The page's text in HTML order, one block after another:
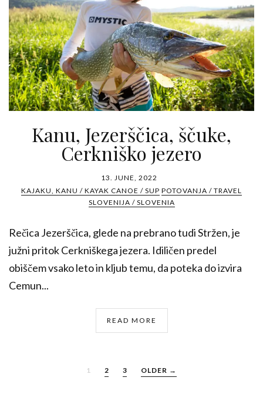
Kanu, Jezerščica, ščuke,
Cerkniško jezero
13. JUNE, 2022
KAJAKU, KANU / KAYAK CANOE / SUP POTOVANJA / TRAVEL
SLOVENIJA / SLOVENIA
Rečica Jezerščica, glede na prebrano tudi Stržen, je
južni pritok Cerkniškega jezera. Idiličen predel
obiščem vsako leto in kljub temu, da poteka do izvira
Cemun...
READ MORE
1 2 3 OLDER →